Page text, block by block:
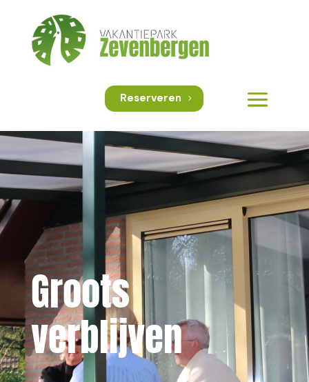
Reserveren
Groots
verblijven